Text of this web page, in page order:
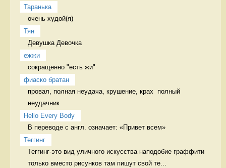
Таранька
очень худой(я)
Тян
Девушка Девочка
ежжи
сокращенно "есть жи"
фиаско братан
провал, полная неудача, крушение, крах  полный
неудачник
Hello Every Body
В переводе с англ. означает: «Привет всем»
Теггинг
Теггинг-это вид уличного искусства наподобие граффити
только вместо рисунков там пишут свой те...